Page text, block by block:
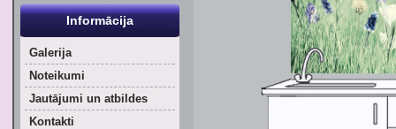
Informācija
Galerija
Noteikumi
Jautājumi un atbildes
Kontakti